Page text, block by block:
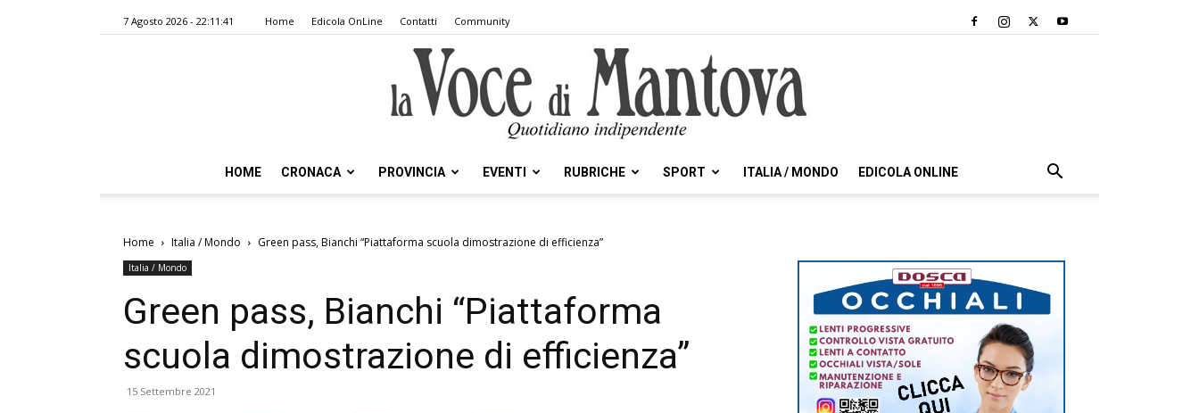
7 Agosto 2026 - 22:11:41 Home Edicola OnLine Contatti Community
Voce
HOME CRONACA PROVINCIA EVENTI RUBRICHE SPORT ITALIA / MONDO EDICOLA ONLINE
Home Italia / Mondo Green pass, Bianchi “Piattaforma scuola dimostrazione di efficienza”
Italia / Mondo
Green pass, Bianchi “Piattaforma
scuola dimostrazione di efficienza”
15 Settembre 2021